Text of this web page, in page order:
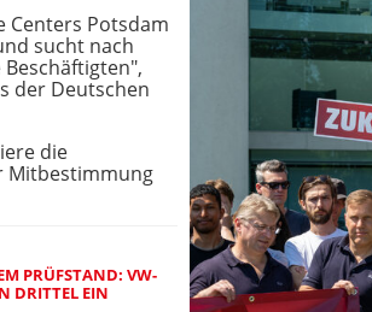
Centers Potsdam
sucht nach
der Deutschen
die
Mitbestimmung
PRÜFSTAND: VW-
DRITTEL EIN